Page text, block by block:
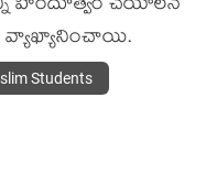
వ్యాఖ్యానించాయి.
Students